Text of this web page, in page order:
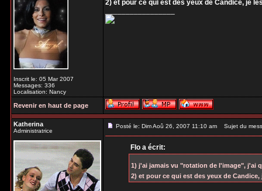
Inscrit le: 05 Mar 2007
Messages: 336
Localisation: Nancy
2) et pour ce qui est des yeux de Candice, je
_________________
Revenir en haut de page
Katherina
Administratrice
Posté le: Dim Aoû 26, 2007 11:10 am Sujet du
Flo a écrit:
1) j'ai jamais vu "rotation de l'image", j'ai
2) et pour ce qui est des yeux de